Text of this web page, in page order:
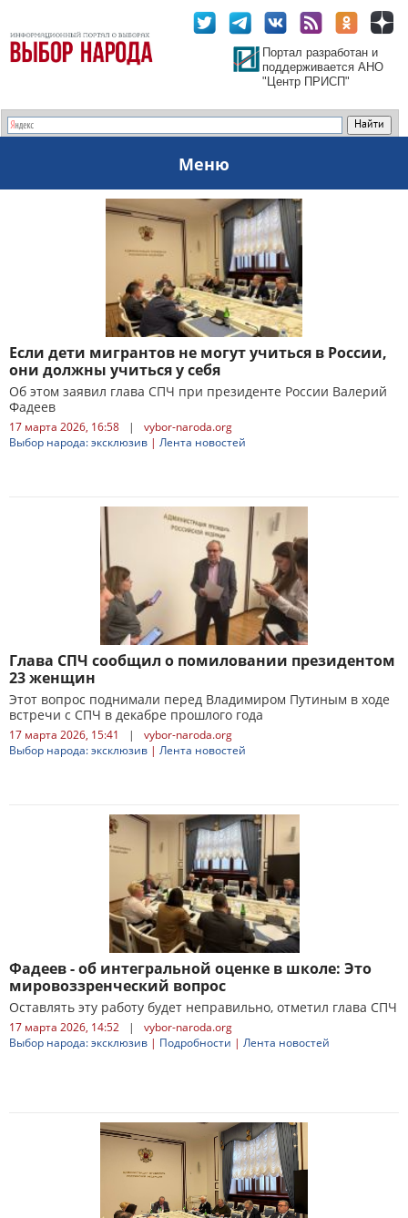
Портал разработан и
поддерживается АНО
"Центр ПРИСП"
Меню
Если дети мигрантов не могут учиться в России,
они должны учиться у себя
Об этом заявил глава СПЧ при президенте России Валерий
Фадеев
17 марта 2026, 16:58 |
vybor-naroda.org
Выбор народа: эксклюзив | Лента новостей
Глава СПЧ сообщил о помиловании президентом
23 женщин
Этот вопрос поднимали перед Владимиром Путиным в ходе
встречи с СПЧ в декабре прошлого года
17 марта 2026, 15:41 |
vybor-naroda.org
Выбор народа: эксклюзив | Лента новостей
Фадеев - об интегральной оценке в школе: Это
мировоззренческий вопрос
Оставлять эту работу будет неправильно, отметил глава СПЧ
17 марта 2026, 14:52 |
vybor-naroda.org
Выбор народа: эксклюзив | Подробности | Лента новостей